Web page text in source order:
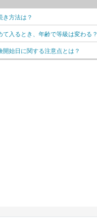
き方法は？
て入るとき、年齢で等級は変わる？
開始日に関する注意点とは？